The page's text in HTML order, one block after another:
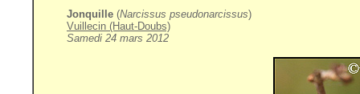
Jonquille (Narcissus pseudonarcissus)
Vuillecin (Haut-Doubs)
Samedi 24 mars 2012